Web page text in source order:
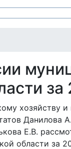
за
хозяйству
Данилова
Е.В.
области за